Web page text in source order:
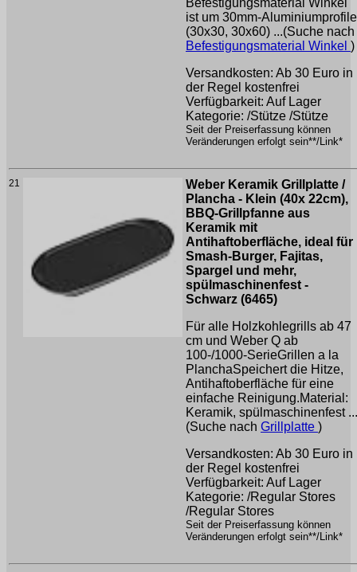
Befestigungsmaterial Winkel
ist um 30mm-Aluminiumprofile
(30x30, 30x60) ...(Suche nach
Befestigungsmaterial Winkel )
Versandkosten: Ab 30 Euro in
der Regel kostenfrei
Verfügbarkeit: Auf Lager
Kategorie: /Stütze /Stütze
Seit der Preiserfassung können
Veränderungen erfolgt sein**/Link*
21
Weber Keramik Grillplatte /
Plancha - Klein (40x 22cm),
BBQ-Grillpfanne aus
Keramik mit
Antihaftoberfläche, ideal für
Smash-Burger, Fajitas,
Spargel und mehr,
spülmaschinenfest -
Schwarz (6465)
Für alle Holzkohlegrills ab 47
cm und Weber Q ab
100-/1000-SerieGrillen a la
PlanchaSpeichert die Hitze,
Antihaftoberfläche für eine
einfache Reinigung.Material:
Keramik, spülmaschinenfest ...
(Suche nach Grillplatte )
Versandkosten: Ab 30 Euro in
der Regel kostenfrei
Verfügbarkeit: Auf Lager
Kategorie: /Regular Stores
/Regular Stores
Seit der Preiserfassung können
Veränderungen erfolgt sein**/Link*